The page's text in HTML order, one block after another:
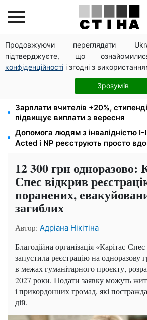
Продовжуючи переглядати
підтверджуєте, що
конфіденційності і згодні з
Зрозумів
Федоров звільнений і без
пропонує ексміністру
умовах
Виплати ВПО у серпні — 2000 і
переселенців мають терміново
Зарплати вчителів +20%,
підвищує виплати з вересня
Допомога людям з інвалідністю I-
Acted і NP реєструють просто
12 300 грн одноразово:
Спес відкрив
поранених,
загиблих
Автор: Адріана Нікітіна
Благодійна організація «Карітас-
запустила реєстрацію на одноразову
в межах гуманітарного проєкту,
2027 роки. Подати заявку можуть
і прикордонних громад, які
дій.